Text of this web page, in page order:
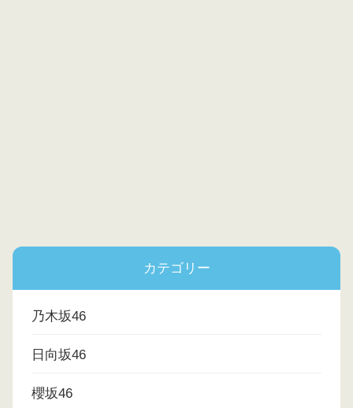
カテゴリー
乃木坂46
日向坂46
櫻坂46